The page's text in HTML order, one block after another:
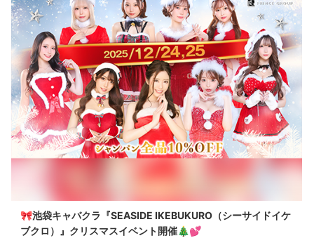
🎀池袋キャバクラ『SEASIDE IKEBUKURO（シーサイドイケ
ブクロ）』クリスマスイベント開催🎄💕